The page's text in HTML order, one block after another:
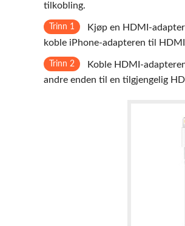
tilkobling.
Trinn 1
Kjøp en HDMI-
koble iPhone-adapteren til
Trinn 2
Koble HDMI-
andre enden til en tilgjengelig